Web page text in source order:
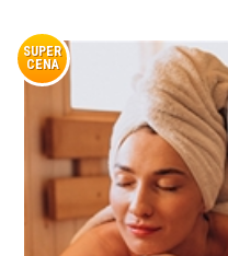
SUPER
CENA